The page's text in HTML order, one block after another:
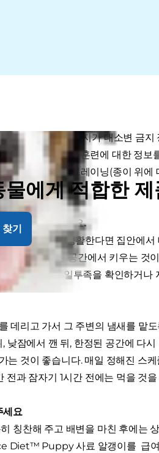
에게 적합한 제
기
간단합니다. 강아지가 대소변 금
된 성공적인 배변훈련에 대한 정
우에는 페이퍼트레이닝(종이 위에
생활하게 하세요.
서 강아지가 생활한다면 집안에
좁고 안전한 공간에서 키우는 것
지의 일거수 일투족을 확인하거나
데리고 가서 그 주변의 냄새를 맡
낮잠에서 깬 뒤, 한정된 공간에 다
는 것이 좋습니다. 매일 정해진 스
전과 잠자기 1시간 전에는 먹을 것
세요
칭찬해 주고 배변을 마친 후에는
Diet™ Puppy 사료 알갱이를 급